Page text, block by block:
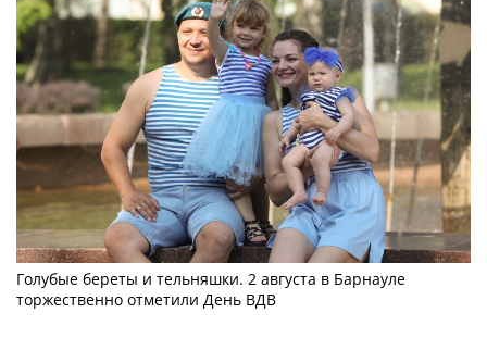
Голубые береты и тельняшки. 2 августа в Барнауле
торжественно отметили День ВДВ